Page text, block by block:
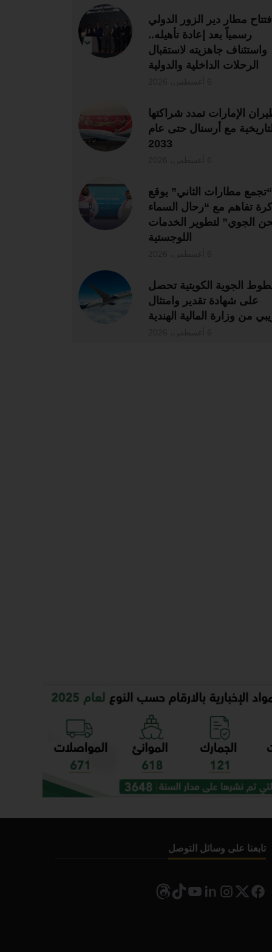
مطار دير الزور الدولي
رسمياً بعد إعادة تأهيله..
واستئناف جاهزيته لاستقبال
الرحلات الداخلية والدولية
الإمارات تمدد شراكتها
مع أرسنال حتى عام
2033
“تجمع مطارات الثاني” يوقع
تفاهم مع “رحال السماء
الجوي” لتطوير الخدمات
اللوجستية
الجوية الكويتية تحصل
على شهادة تقدير وامتثال
من وزارة المالية الهندية
تابعنا على وسائل التوصل